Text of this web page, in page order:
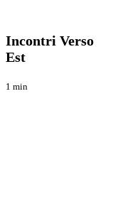
Est
Incontri Verso
Est
1 min